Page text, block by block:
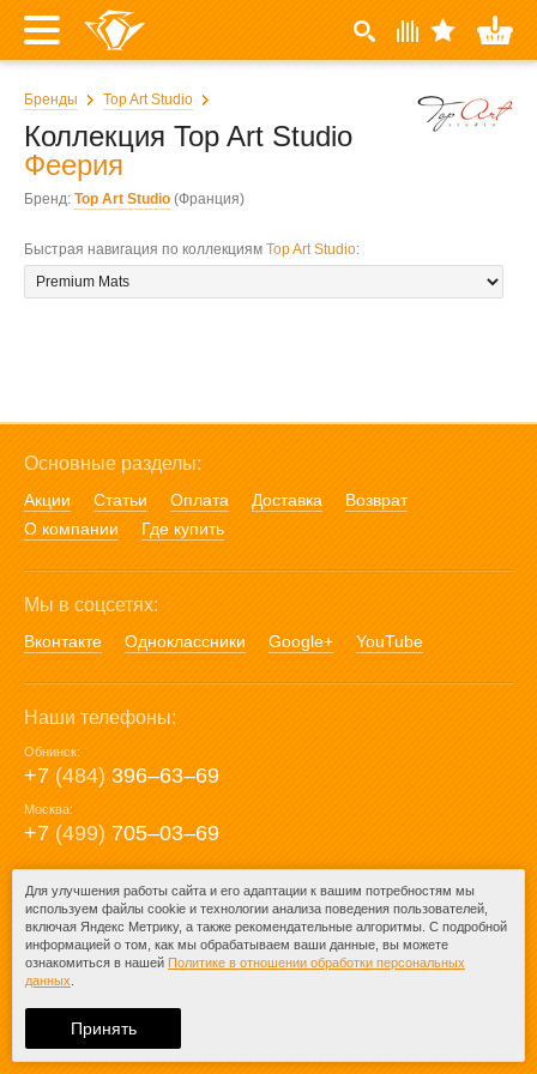
Бренды Top Art Studio
Коллекция Top Art Studio
Феерия
Бренд: Top Art Studio (Франция)
Быстрая навигация по коллекциям Top Art Studio:
Основные разделы:
Акции Статьи Оплата Доставка
Возврат
О компании
Где купить
Мы в соцсетях:
Вконтакте Одноклассники Google+ YouTube
Наши телефоны:
Обнинск:
+7 (484) 396‒63‒69
Москва:
+7 (499) 705‒03‒69
E-mail:
mail@posuda40.ru
При любом копировании информации
ссылка на
Для улучшения работы сайта и его адаптации к вашим потребностям мы
используем файлы cookie и технологии анализа поведения пользователей,
включая Яндекс Метрику, а также рекомендательные алгоритмы. С подробной
информацией о том, как мы обрабатываем ваши данные, вы можете
ознакомиться в нашей Политике в отношении обработки персональных
данных
Принять